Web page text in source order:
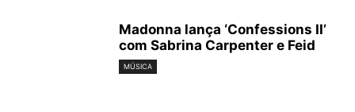
Madonna lança ‘Confessions II’
com Sabrina Carpenter e Feid
MÚSICA